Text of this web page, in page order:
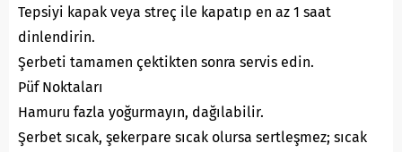
Tepsiyi kapak veya streç ile kapatıp en az 1 saat
dinlendirin.
Şerbeti tamamen çektikten sonra servis edin.
Püf Noktaları
Hamuru fazla yoğurmayın, dağılabilir.
Şerbet sıcak, şekerpare sıcak olursa sertleşmez; sıcak